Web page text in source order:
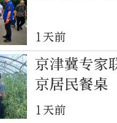
1天前
京津冀专家
京居民餐桌
1天前